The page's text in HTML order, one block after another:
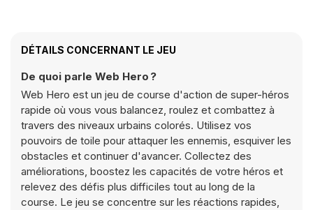
DÉTAILS CONCERNANT LE JEU
De quoi parle Web Hero ?
Web Hero est un jeu de course d'action de super-héros
rapide où vous vous balancez, roulez et combattez à
travers des niveaux urbains colorés. Utilisez vos
pouvoirs de toile pour attaquer les ennemis, esquiver les
obstacles et continuer d'avancer. Collectez des
améliorations, boostez les capacités de votre héros et
relevez des défis plus difficiles tout au long de la
course. Le jeu se concentre sur les réactions rapides,